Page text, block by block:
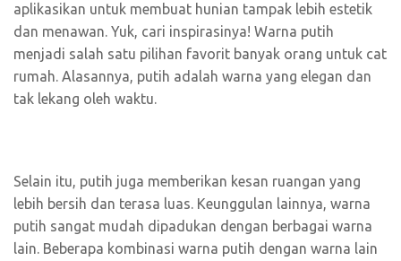
aplikasikan untuk membuat hunian tampak lebih estetik
dan menawan. Yuk, cari inspirasinya! Warna putih
menjadi salah satu pilihan favorit banyak orang untuk cat
rumah. Alasannya, putih adalah warna yang elegan dan
tak lekang oleh waktu.
Selain itu, putih juga memberikan kesan ruangan yang
lebih bersih dan terasa luas. Keunggulan lainnya, warna
putih sangat mudah dipadukan dengan berbagai warna
lain. Beberapa kombinasi warna putih dengan warna lain